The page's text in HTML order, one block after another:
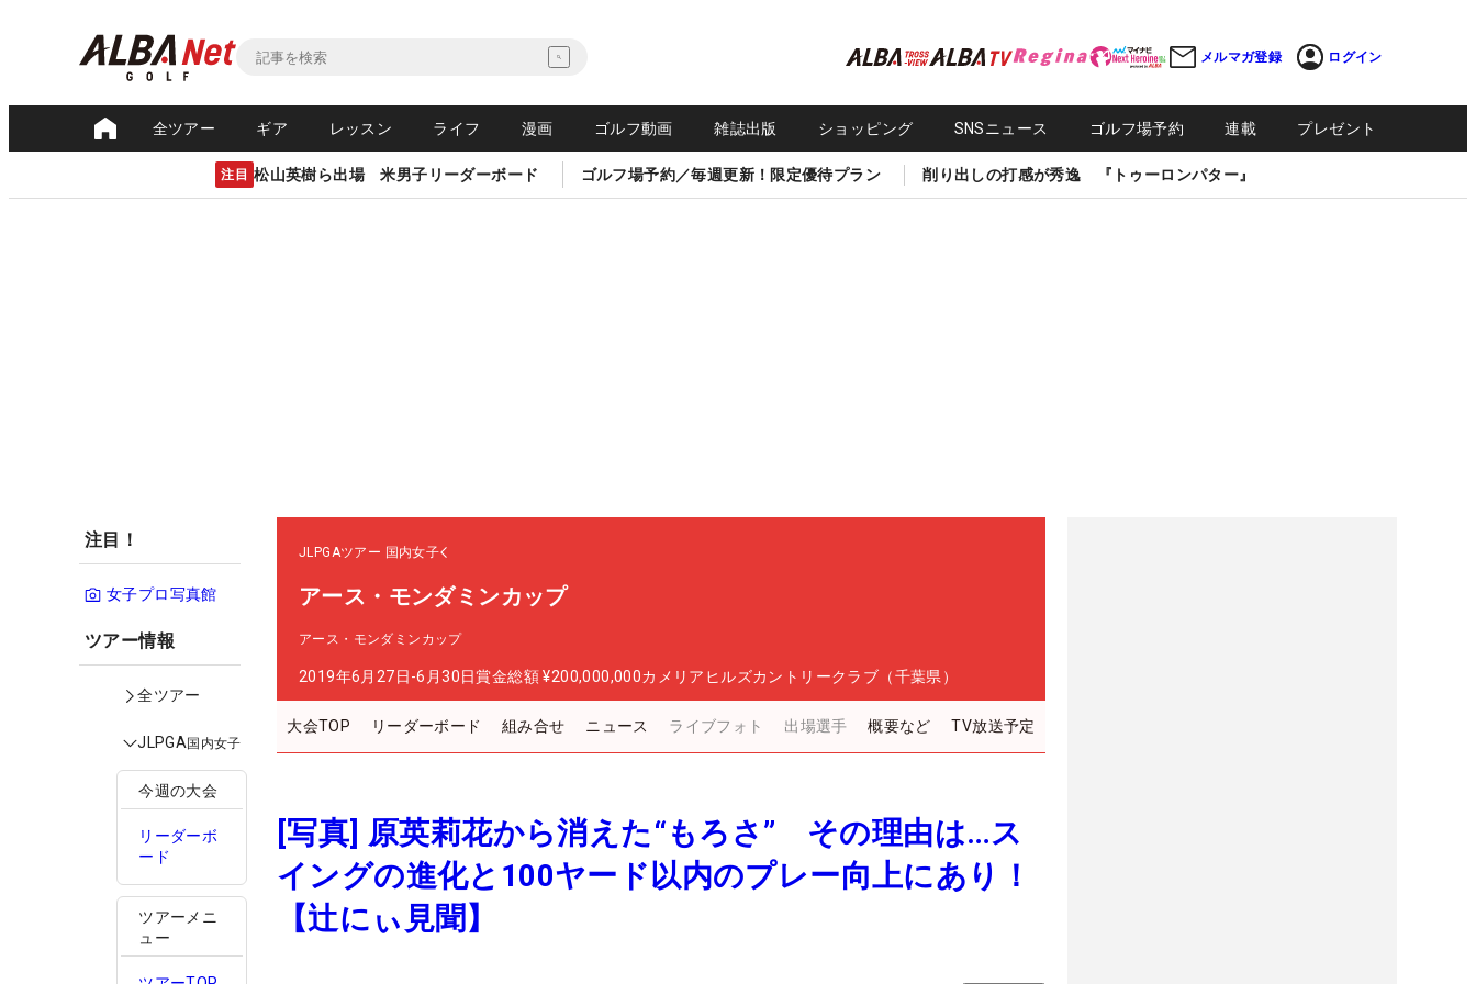
メルマガ登録 ログイン
全ツアー ギア レッスン ライフ 漫画 ゴルフ動画 雑誌出版 ショッピング SNSニュース ゴルフ場予約 連載 プレゼント
注目 松山英樹ら出場 米男子リーダーボード ゴルフ場予約／毎週更新！限定優待プラン 削り出しの打感が秀逸 『トゥーロンパター』
注目！
女子プロ写真館
ツアー情報
全ツアー
JLPGA国内女子
今週の大会
リーダーボ
ード
ツアーメニ
ュー
JLPGAツアー 国内女子
アース・モンダミンカップ
アース・モンダミンカップ
2019年6月27日-6月30日賞金総額 ¥200,000,000カメリアヒルズカントリークラブ（千葉県）
大会TOP リーダーボード 組み合せ ニュース ライブフォト 出場選手 概要など TV放送予定
[写真] 原英莉花から消えた“もろさ” その理由は…ス
イングの進化と100ヤード以内のプレー向上にあり！
【辻にぃ見聞】